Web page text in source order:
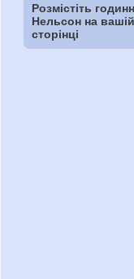
Розмістіть
Нельсон на
сторінці